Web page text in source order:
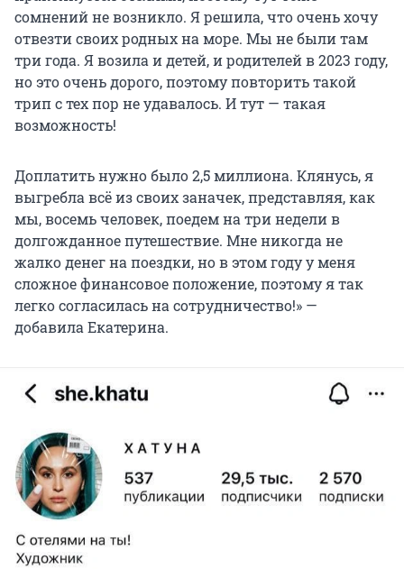
сомнений не возникло. Я решила, что очень хочу
отвезти своих родных на море. Мы не были там
три года. Я возила и детей, и родителей в 2023 году,
но это очень дорого, поэтому повторить такой
трип с тех пор не удавалось. И тут — такая
возможность!
Доплатить нужно было 2,5 миллиона. Клянусь, я
выгребла всё из своих заначек, представляя, как
мы, восемь человек, поедем на три недели в
долгожданное путешествие. Мне никогда не
жалко денег на поездки, но в этом году у меня
сложное финансовое положение, поэтому я так
легко согласилась на сотрудничество!» —
добавила Екатерина.